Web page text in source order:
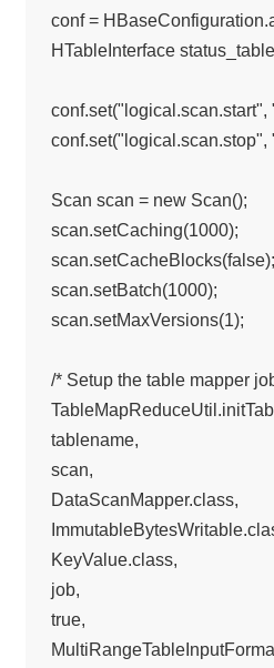
conf =
HTableInterface
conf.set("logical.scan.start",
conf.set("logical.scan.stop",
Scan scan = new Scan();
scan.setCaching(1000);
scan.setCacheBlocks(false);
scan.setBatch(1000);
scan.setMaxVersions(1);
/* Setup the table mapper
tablename,
scan,
DataScanMapper.class,
KeyValue.class,
job,
true,